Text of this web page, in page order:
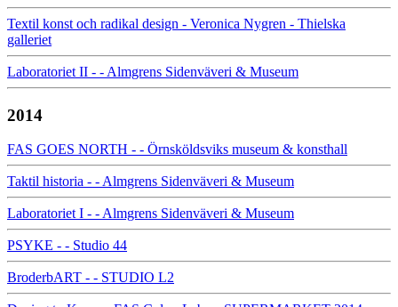
Textil konst och radikal design - Veronica Nygren - Thielska
galleriet
Laboratoriet II - - Almgrens Sidenväveri & Museum
2014
FAS GOES NORTH - - Örnsköldsviks museum & konsthall
Taktil historia - - Almgrens Sidenväveri & Museum
Laboratoriet I - - Almgrens Sidenväveri & Museum
PSYKE - - Studio 44
BroderbART - - STUDIO L2